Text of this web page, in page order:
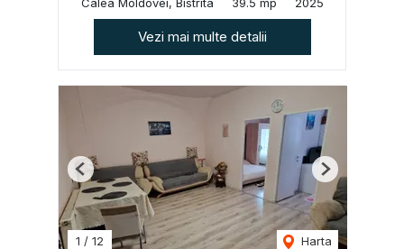
Vezi mai multe detalii
1 / 12 Harta
Previous Next